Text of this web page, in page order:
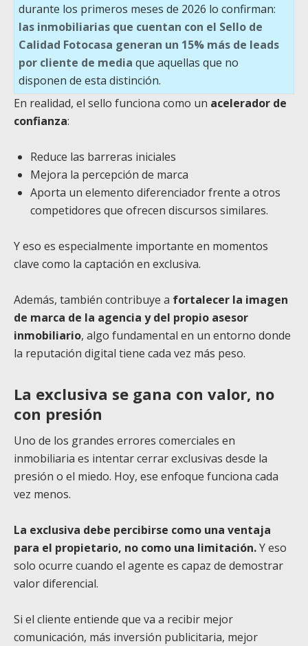
durante los primeros meses de 2026 lo confirman:
las inmobiliarias que cuentan con el Sello de
Calidad Fotocasa generan un 15% más de leads
por cliente de media que aquellas que no
disponen de esta distinción.
En realidad, el sello funciona como un acelerador de
confianza:
Reduce las barreras iniciales
Mejora la percepción de marca
Aporta un elemento diferenciador frente a otros
competidores que ofrecen discursos similares.
Y eso es especialmente importante en momentos
clave como la captación en exclusiva.
Además, también contribuye a fortalecer la imagen
de marca de la agencia y del propio asesor
inmobiliario, algo fundamental en un entorno donde
la reputación digital tiene cada vez más peso.
La exclusiva se gana con valor, no
con presión
Uno de los grandes errores comerciales en
inmobiliaria es intentar cerrar exclusivas desde la
presión o el miedo. Hoy, ese enfoque funciona cada
vez menos.
La exclusiva debe percibirse como una ventaja
para el propietario, no como una limitación.Y eso
solo ocurre cuando el agente es capaz de demostrar
valor diferencial.
Si el cliente entiende que va a recibir mejor
comunicación, más inversión publicitaria, mejor